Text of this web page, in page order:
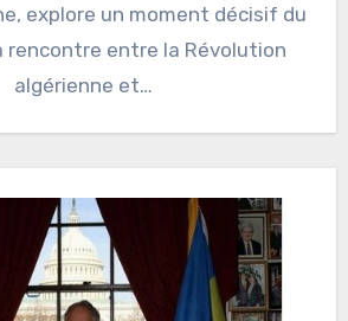
explore un moment décisif du
rencontre entre la Révolution
algérienne et…